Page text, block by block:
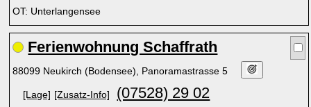
OT: Unterlangensee
Ferienwohnung Schaffrath
88099 Neukirch (Bodensee), Panoramastrasse 5
[Lage] [Zusatz-Info] (07528) 29 02